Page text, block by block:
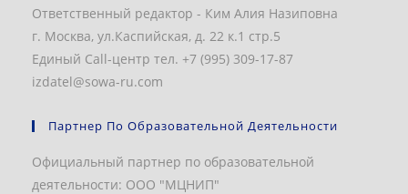
Ответственный редактор - Ким Алия Назиповна
г. Москва, ул.Каспийская, д. 22 к.1 стр.5
Единый Call-центр тел. +7 (995) 309-17-87
izdatel@sowa-ru.com
Партнер По Образовательной Деятельности
Официальный партнер по образовательной
деятельности: ООО "МЦНИП"